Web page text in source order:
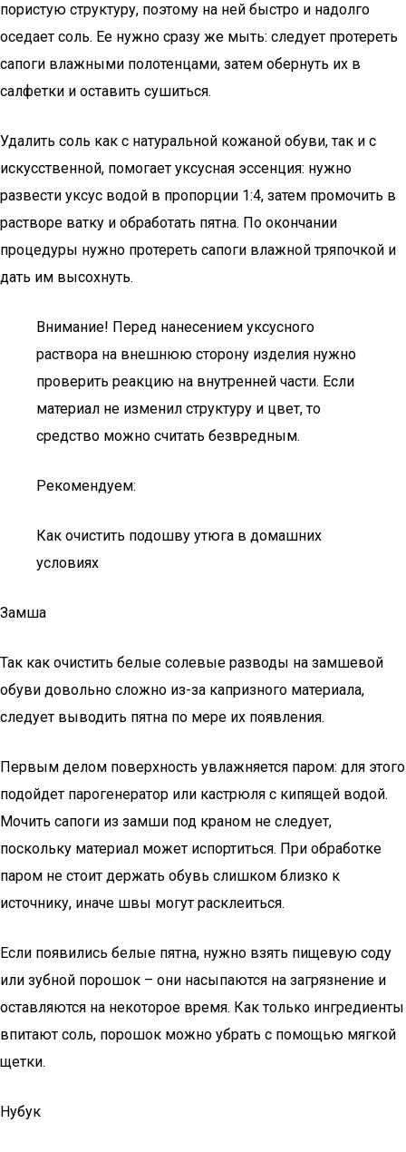
пористую структуру, поэтому на ней быстро и надолго
оседает соль. Ее нужно сразу же мыть: следует протереть
сапоги влажными полотенцами, затем обернуть их в
салфетки и оставить сушиться.
Удалить соль как с натуральной кожаной обуви, так и с
искусственной, помогает уксусная эссенция: нужно
развести уксус водой в пропорции 1:4, затем промочить в
растворе ватку и обработать пятна. По окончании
процедуры нужно протереть сапоги влажной тряпочкой и
дать им высохнуть.
Внимание! Перед нанесением уксусного
раствора на внешнюю сторону изделия нужно
проверить реакцию на внутренней части. Если
материал не изменил структуру и цвет, то
средство можно считать безвредным.
Рекомендуем:
Как очистить подошву утюга в домашних
условиях
Замша
Так как очистить белые солевые разводы на замшевой
обуви довольно сложно из-за капризного материала,
следует выводить пятна по мере их появления.
Первым делом поверхность увлажняется паром: для этого
подойдет парогенератор или кастрюля с кипящей водой.
Мочить сапоги из замши под краном не следует,
поскольку материал может испортиться. При обработке
паром не стоит держать обувь слишком близко к
источнику, иначе швы могут расклеиться.
Если появились белые пятна, нужно взять пищевую соду
или зубной порошок – они насыпаются на загрязнение и
оставляются на некоторое время. Как только ингредиенты
впитают соль, порошок можно убрать с помощью мягкой
щетки.
Нубук